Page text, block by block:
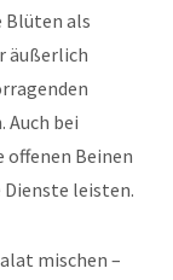
Blüten als
äußerlich
Auch bei
offenen Beinen
leisten.
mischen –